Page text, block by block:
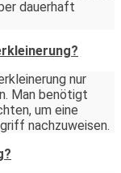
dauerhaft
nur
Man benötigt
um eine
nachzuweisen.